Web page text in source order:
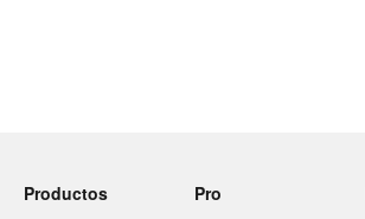
Productos
Pro